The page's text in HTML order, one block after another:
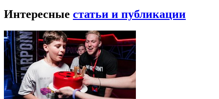
Интересные статьи и публикации